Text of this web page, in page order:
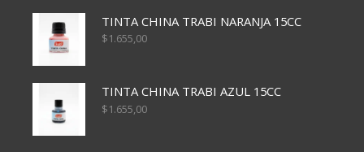
TINTA CHINA TRABI NARANJA 15CC
$1.655,00
TINTA CHINA TRABI AZUL 15CC
$1.655,00